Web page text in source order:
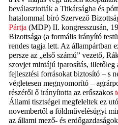
beválasztották a Titkárságba és
hatalommal bíró Szervező
Pártja (MDP) II. kongresszusán,
Bizottsága (a formális irányító
rendes tagja lett. Az állampártban
persze az „első számú” vezető,
szovjet mintájú iparosítás, illetőleg
fejlesztési forrásokat biztosító – s
végletesen megnyomorító –
részéről ő irányította az erőszakos
Állami tisztségei megfeleltek ez
novembertől a földművelésügyi
az állami mező- és